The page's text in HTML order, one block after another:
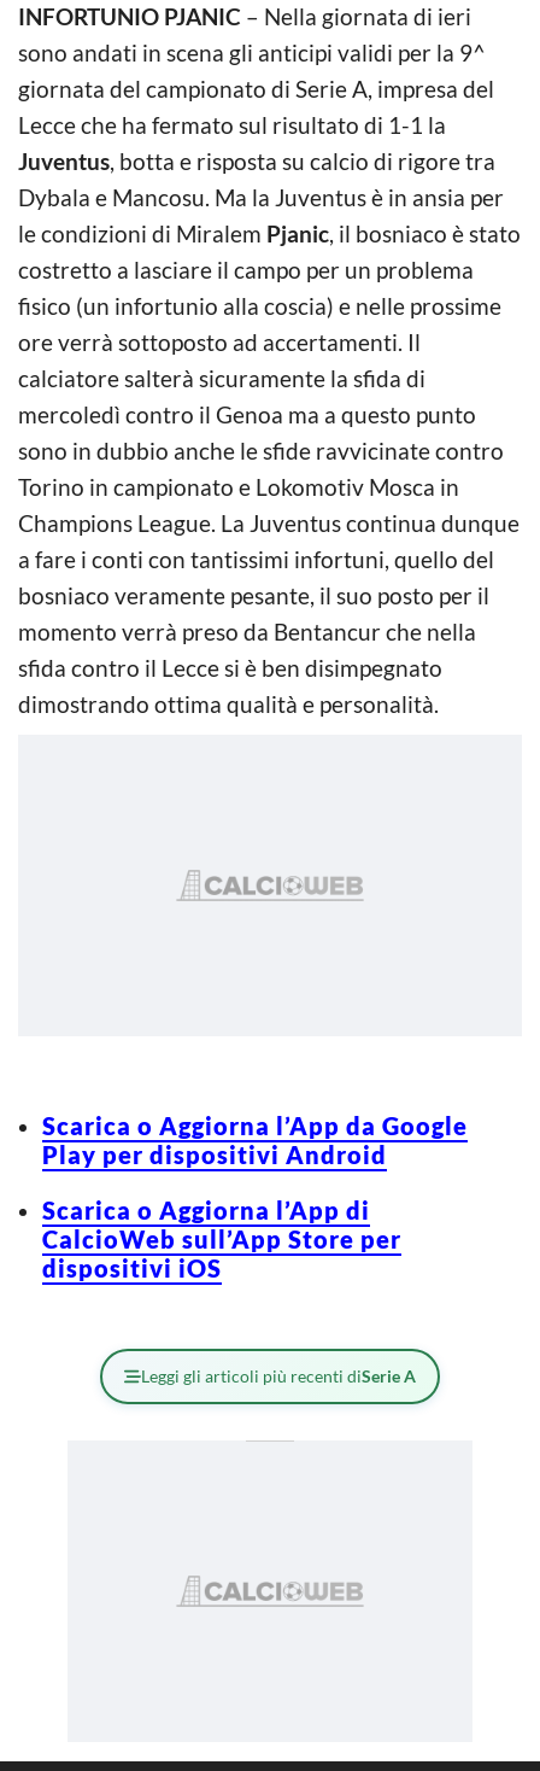
INFORTUNIO PJANIC – Nella giornata di ieri
sono andati in scena gli anticipi validi per la 9^
giornata del campionato di Serie A, impresa del
Lecce che ha fermato sul risultato di 1-1 la
Juventus, botta e risposta su calcio di rigore tra
Dybala e Mancosu. Ma la Juventus è in ansia per
le condizioni di Miralem Pjanic, il bosniaco è stato
costretto a lasciare il campo per un problema
fisico (un infortunio alla coscia) e nelle prossime
ore verrà sottoposto ad accertamenti. Il
calciatore salterà sicuramente la sfida di
mercoledì contro il Genoa ma a questo punto
sono in dubbio anche le sfide ravvicinate contro
Torino in campionato e Lokomotiv Mosca in
Champions League. La Juventus continua dunque
a fare i conti con tantissimi infortuni, quello del
bosniaco veramente pesante, il suo posto per il
momento verrà preso da Bentancur che nella
sfida contro il Lecce si è ben disimpegnato
dimostrando ottima qualità e personalità.
Scarica o Aggiorna l’App da Google
Play per dispositivi Android
Scarica o Aggiorna l’App di
CalcioWeb sull’App Store per
dispositivi iOS
Leggi gli articoli più recenti diSerie A